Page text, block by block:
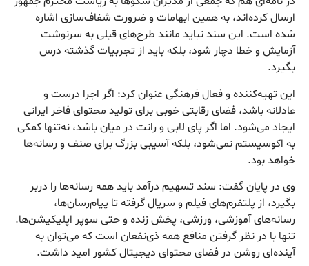
ارسال کرده‌اند، به همین ابهامات و ضرورت شفاف‌سازی اشاره
شده است. این سند نباید مانند طرح‌های قبلی به سرنوشت
آزمایش و خطا دچار شود، بلکه باید از تجربیات گذشته درس
بگیرد.
این تهیه‌کننده و فعال فرهنگی عنوان کرد: اگر اجرا درست و
عادلانه باشد، فضای رقابتی خوبی برای تولید محتوای فاخر ایرانی
ایجاد می‌شود. اما اگر پای لابی و رانت در میان باشد، نه‌تنها کمکی
به اکوسیستم نمی‌شود، بلکه آسیبی بزرگ برای صنف و رسانه‌ها
خواهد بود.
وی در پایان گفت: سند تسهیم درآمد باید همه رسانه‌ها را دربر
بگیرد، از پلتفرم‌های فیلم و سریال گرفته تا پیام‌رسان‌ها،
رسانه‌های آموزشی، ورزشی، پخش زنده و حتی سوپر اپلیکیشن‌ها.
تنها با در نظر گرفتن منافع همه ذی‌نفعان است که می‌توان به
آینده‌ای روشن در فضای محتوای دیجیتال کشور امید داشت.